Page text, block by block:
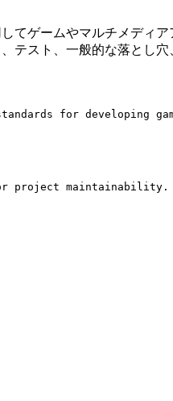
てゲームやマルチメデ
テスト、一般的な落とし穴